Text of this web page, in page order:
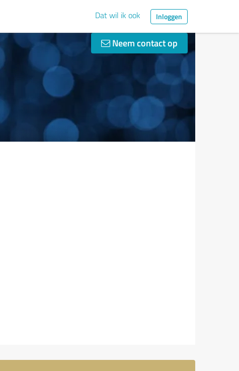
Dat wil ik ook Inloggen
Neem contact op